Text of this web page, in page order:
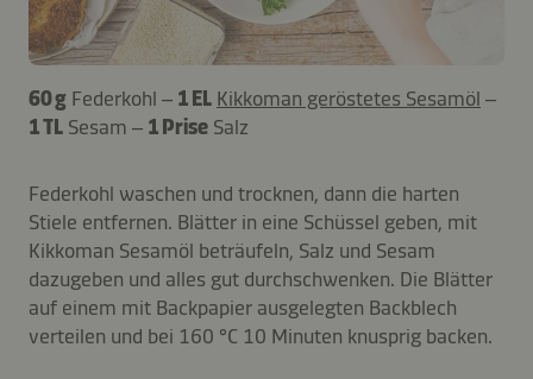
60 g Federkohl – 1 EL Kikkoman geröstetes Sesamöl –
1 TL Sesam – 1 Prise Salz
Federkohl waschen und trocknen, dann die harten
Stiele entfernen. Blätter in eine Schüssel geben, mit
Kikkoman Sesamöl beträufeln, Salz und Sesam
dazugeben und alles gut durchschwenken. Die Blätter
auf einem mit Backpapier ausgelegten Backblech
verteilen und bei 160 °C 10 Minuten knusprig backen.